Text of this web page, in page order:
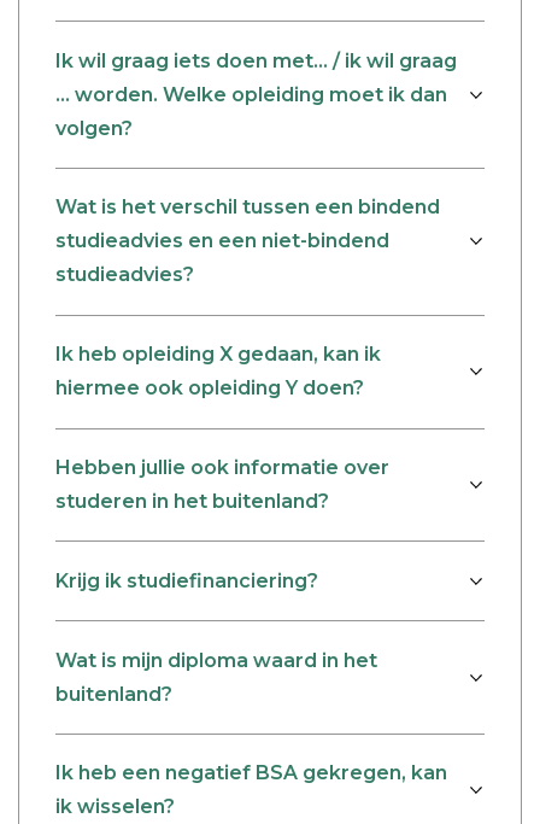
Ik wil graag iets doen met… / ik wil graag
… worden. Welke opleiding moet ik dan
volgen?
Wat is het verschil tussen een bindend
studieadvies en een niet-bindend
studieadvies?
Ik heb opleiding X gedaan, kan ik
hiermee ook opleiding Y doen?
Hebben jullie ook informatie over
studeren in het buitenland?
Krijg ik studiefinanciering?
Wat is mijn diploma waard in het
buitenland?
Ik heb een negatief BSA gekregen, kan
ik wisselen?